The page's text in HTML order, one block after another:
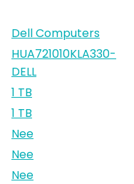
Dell Computers
HUA721010KLA330-
DELL
1 TB
1 TB
Nee
Nee
Nee